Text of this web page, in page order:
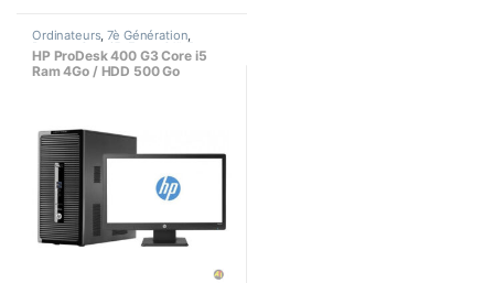
Ordinateurs,7è Génération,
Bureau ,Core i5 , Ecran 21" Format
Tour,Processeur Intel
HP ProDesk 400 G3 Core i5
Ram 4Go / HDD 500 Go